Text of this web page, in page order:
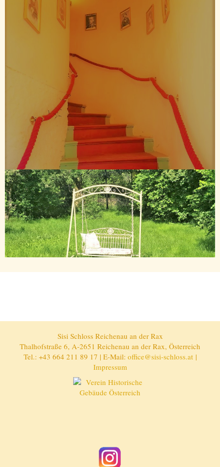
Sisi Schloss Reichenau an der Rax
Thalhofstraße 6, A-2651 Reichenau an der Rax, Österreich
Tel.: +43 664 211 89 17 | E-Mail: office@sisi-schloss.at|
Impressum